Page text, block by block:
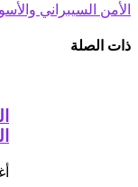
الأمن السيبراني
ذات الصلة